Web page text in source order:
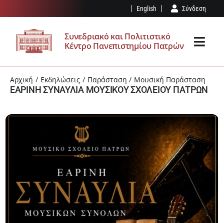
στο
περιεχόμενο
English Σύνδεση
Συνεδριακό και Πολιτιστικό
Κέντρο Πανεπιστημίου Πατρών
ΤΟ ΣΠΚ
ΤΑ ΝΈΑ ΜΑΣ
ΑΊΤΗΣΗ – ΚΑΝΟΝΙΣΜΌΣ
Αρχική Εκδηλώσεις Παράσταση Μουσική Παράσταση
ΕΑΡΙΝΗ ΣΥΝΑΥΛΙΑ ΜΟΥΣΙΚΟΥ ΣΧΟΛΕΙΟΥ ΠΑΤΡΩΝ